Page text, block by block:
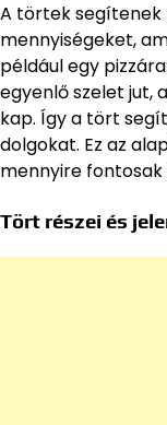
A törtek segítenek
mennyiségeket,
például egy
egyenlő szelet jut,
kap. Így a tört
dolgokat. Ez az
mennyire
Tört részei és